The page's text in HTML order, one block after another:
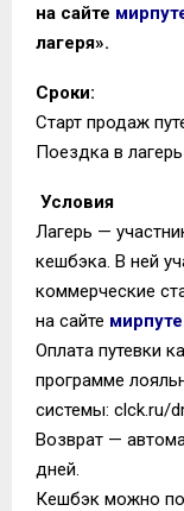
на сайте
лагеря».
Сроки:
Старт продаж
Поездка в
Условия
Лагерь —
кешбэка. В ней
коммерческие
на сайте
Оплата путевки
программе
системы: clck.ru/
Возврат —
дней.
Кешбэк можно